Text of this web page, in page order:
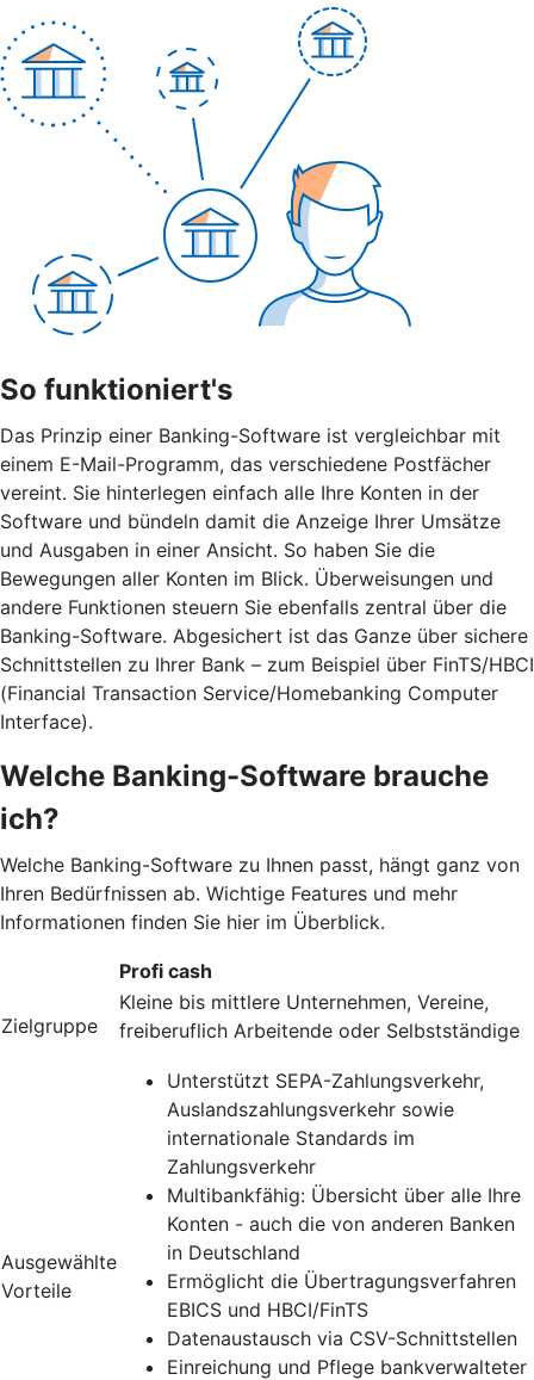
So funktioniert's
Das Prinzip einer Banking-Software ist vergleichbar mit
einem E-Mail-Programm, das verschiedene Postfächer
vereint. Sie hinterlegen einfach alle Ihre Konten in der
Software und bündeln damit die Anzeige Ihrer Umsätze
und Ausgaben in einer Ansicht. So haben Sie die
Bewegungen aller Konten im Blick. Überweisungen und
andere Funktionen steuern Sie ebenfalls zentral über die
Banking-Software. Abgesichert ist das Ganze über sichere
Schnittstellen zu Ihrer Bank – zum Beispiel über FinTS/HBCI
(Financial Transaction Service/Homebanking Computer
Interface).
Welche Banking-Software brauche
ich?
Welche Banking-Software zu Ihnen passt, hängt ganz von
Ihren Bedürfnissen ab. Wichtige Features und mehr
Informationen finden Sie hier im Überblick.
Profi cash
Zielgruppe
Kleine bis mittlere Unternehmen, Vereine,
freiberuflich Arbeitende oder Selbstständige
Ausgewählte
Vorteile
Unterstützt SEPA-Zahlungsverkehr,
Auslandszahlungsverkehr sowie
internationale Standards im
Zahlungsverkehr
Multibankfähig: Übersicht über alle Ihre
Konten - auch die von anderen Banken
in Deutschland
Ermöglicht die Übertragungsverfahren
EBICS und HBCI/FinTS
Datenaustausch via CSV-Schnittstellen
Einreichung und Pflege bankverwalteter